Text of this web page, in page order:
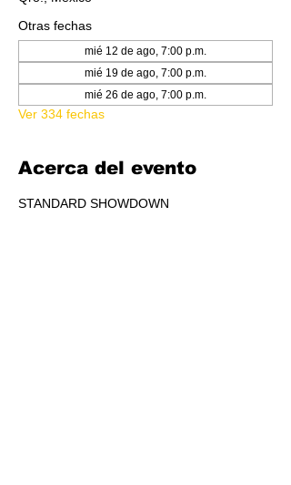
Otras fechas
mié 12 de ago, 7:00 p.m.
mié 19 de ago, 7:00 p.m.
mié 26 de ago, 7:00 p.m.
Ver 334 fechas
Acerca del evento
STANDARD SHOWDOWN